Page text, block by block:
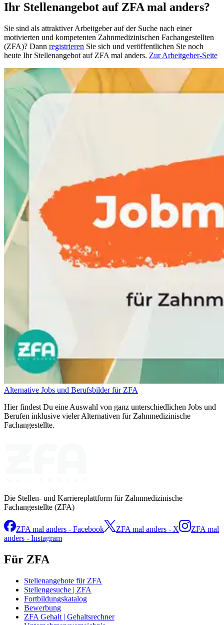
Ihr Stellenangebot auf ZFA mal anders?
Sie sind als attraktiver Arbeitgeber auf der Suche nach einer
motivierten und kompetenten Zahnmedizinischen Fachangestellten
(ZFA)? Dann registrieren Sie sich und veröffentlichen Sie noch
heute Ihr Stellenangebot auf ZFA mal anders. Zur Arbeitgeber-Seite
Alternative Jobs und Berufsbilder für ZFA
Hier findest Du eine Auswahl von ganz unterschiedlichen Jobs und
Berufen inklusive vieler Alternativen für Zahnmedizinische
Fachangestellte.
Die Stellen- und Karriereplattform für Zahnmedizinische
Fachangestellte (ZFA)
ZFA mal anders - Facebook ZFA mal anders - X
ZFA mal
anders - Instagram
Für ZFA
Stellenangebote für ZFA
Stellengesuche | ZFA
Fortbildungskatalog
Bewerbung
ZFA Gehalt | Gehaltsrechner